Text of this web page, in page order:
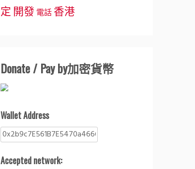
定 開發電話香港
Donate / Pay by加密貨幣
Wallet Address
Accepted network: